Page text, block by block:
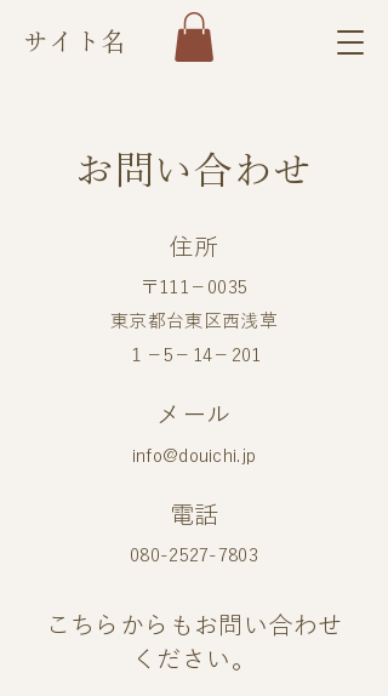
サイト名
お問い合わせ
住所
〒111−0035
東京都台東区西浅草
​１−5−14−201
メール
info@douichi.jp
電話
080-2527-7803
​こちらからもお問い合わせ
ください。